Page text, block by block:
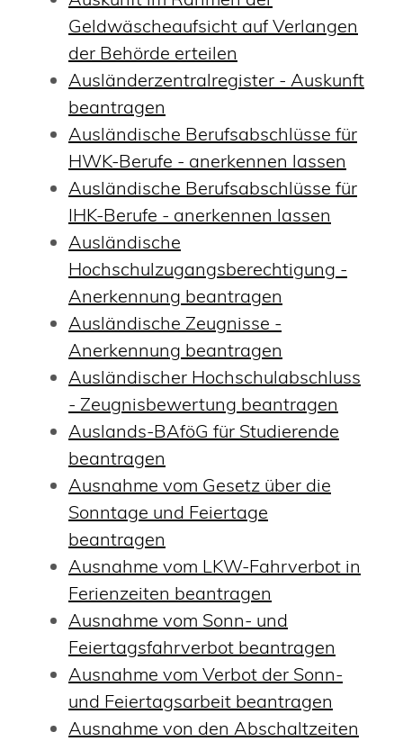
Geldwäscheaufsicht auf Verlangen
der Behörde erteilen
Ausländerzentralregister - Auskunft
beantragen
Ausländische Berufsabschlüsse für
HWK-Berufe - anerkennen lassen
Ausländische Berufsabschlüsse für
IHK-Berufe - anerkennen lassen
Ausländische
Hochschulzugangsberechtigung -
Anerkennung beantragen
Ausländische Zeugnisse -
Anerkennung beantragen
Ausländischer Hochschulabschluss
- Zeugnisbewertung beantragen
Auslands-BAföG für Studierende
beantragen
Ausnahme vom Gesetz über die
Sonntage und Feiertage
beantragen
Ausnahme vom LKW-Fahrverbot in
Ferienzeiten beantragen
Ausnahme vom Sonn- und
Feiertagsfahrverbot beantragen
Ausnahme vom Verbot der Sonn-
und Feiertagsarbeit beantragen
Ausnahme von den Abschaltzeiten